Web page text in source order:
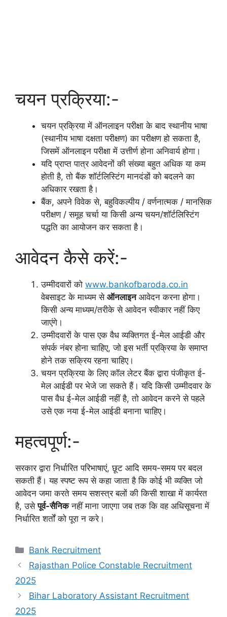
चयन प्रक्रिया:-
चयन प्रक्रिया में ऑनलाइन परीक्षा के बाद स्थानीय भाषा
(स्थानीय भाषा दक्षता परीक्षण) का परीक्षण हो सकता है,
जिसमें ऑनलाइन परीक्षा में उत्तीर्ण होना अनिवार्य होगा।
यदि प्राप्त पात्र आवेदनों की संख्या बहुत अधिक या कम
होती है, तो बैंक शॉर्टलिस्टिंग मानदंडों को बदलने का
अधिकार रखता है।
बैंक, अपने विवेक से, बहुविकल्पीय / वर्णनात्मक / मानसिक
परीक्षण / समूह चर्चा या किसी अन्य चयन/शॉर्टलिस्टिंग
पद्धति का आयोजन कर सकता है।
आवेदन कैसे करें:-
उम्मीदवारों को www.bankofbaroda.co.in
वेबसाइट के माध्यम से ऑनलाइनआवेदन करना होगा।
किसी अन्य माध्यम/तरीके से आवेदन स्वीकार नहीं किए
जाएंगे।
उम्मीदवारों के पास एक वैध व्यक्तिगत ई-मेल आईडी और
संपर्क नंबर होना चाहिए, जो इस भर्ती प्रक्रिया के समाप्त
होने तक सक्रिय रहना चाहिए।
चयन प्रक्रिया के लिए कॉल लेटर बैंक द्वारा पंजीकृत ई-
मेल आईडी पर भेजे जा सकते हैं। यदि किसी उम्मीदवार के
पास वैध ई-मेल आईडी नहीं है, तो आवेदन करने से पहले
उसे एक नया ई-मेल आईडी बनाना चाहिए।
महत्वपूर्ण:-
सरकार द्वारा निर्धारित परिभाषाएं, छूट आदि समय-समय पर बदल
सकती हैं। यह स्पष्ट रूप से कहा जाता है कि कोई भी व्यक्ति जो
आवेदन जमा करते समय सशस्त्र बलों की किसी शाखा में कार्यरत
है, उसेपूर्व-सैनिकनहीं माना जाएगा जब तक कि वह अधिसूचना में
निर्धारित शर्तों को पूरा न करे।
Categories
Bank Recruitment
Rajasthan Police Constable Recruitment
2025
Bihar Laboratory Assistant Recruitment
2025